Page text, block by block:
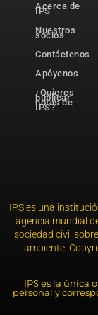
Acerca de
IPS
Nuestros
socios
Contáctenos
Apóyenos
¿Quieres
publicar
notas de
IPS?
IPS es una
agencia mundial
sociedad civil
ambiente.
IPS es la única
personal y